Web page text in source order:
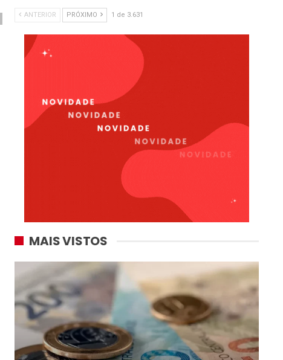
ANTERIOR PRÓXIMO 1 de 3.631
MAIS VISTOS